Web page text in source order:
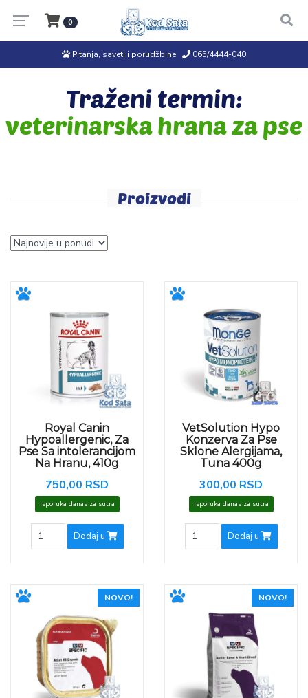
0
Pitanja, saveti i porudžbine 065/4444-040
Traženi termin:
veterinarska hrana za pse
Proizvodi
Royal Canin
Hypoallergenic, Za
Pse Sa intolerancijom
Na Hranu, 410g
750,00 RSD
Isporuka danas za sutra
Dodaj u
VetSolution Hypo
Konzerva Za Pse
Sklone Alergijama,
Tuna 400g
300,00 RSD
Isporuka danas za sutra
Dodaj u
NOVO! NOVO!